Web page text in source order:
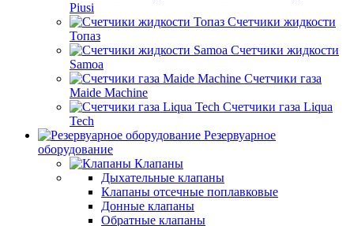
Piusi
Счетчики жидкости
Топаз
Счетчики жидкости
Samoa
Счетчики газа
Maide Machine
Счетчики газа Liqua
Tech
Резервуарное
оборудование
Клапаны
Дыхательные клапаны
Клапаны отсечные поплавковые
Донные клапаны
Обратные клапаны